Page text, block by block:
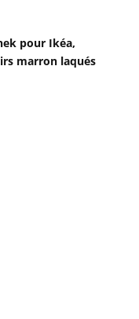
pour Ikéa,
marron laqués